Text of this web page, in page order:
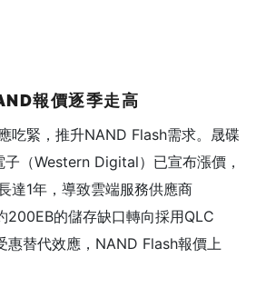
報價逐季走高
吃緊，推升NAND Flash需求。晟碟
子（Western Digital）已宣布漲價，
達1年，導致雲端服務供應商
200EB的儲存缺口轉向採用QLC
惠替代效應，NAND Flash報價上